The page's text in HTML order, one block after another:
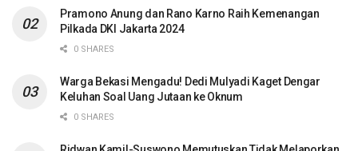
Pramono Anung dan Rano Karno Raih Kemenangan
Pilkada DKI Jakarta 2024
0 SHARES
Warga Bekasi Mengadu! Dedi Mulyadi Kaget Dengar
Keluhan Soal Uang Jutaan ke Oknum
0 SHARES